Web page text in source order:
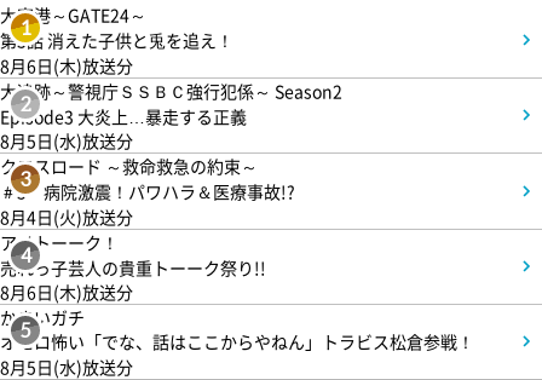
1
大空港～GATE24～
第3話 消えた子供と兎を追え！
8月6日(木)放送分
2
大追跡～警視庁ＳＳＢＣ強行犯係～ Season2
Episode3 大炎上…暴走する正義
8月5日(水)放送分
3
クロスロード ～救命救急の約束～
＃5 病院激震！パワハラ＆医療事故!?
8月4日(火)放送分
4
アメトーーク！
売れっ子芸人の貴重トーーク祭り!!
8月6日(木)放送分
5
かまいガチ
オモロ怖い「でな、話はここからやねん」トラビス松倉参戦！
8月5日(水)放送分